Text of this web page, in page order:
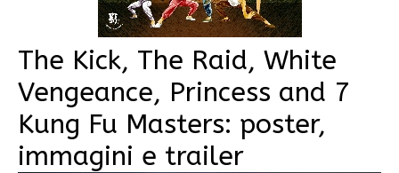
The Kick, The Raid, White
Vengeance, Princess and 7
Kung Fu Masters: poster,
immagini e trailer